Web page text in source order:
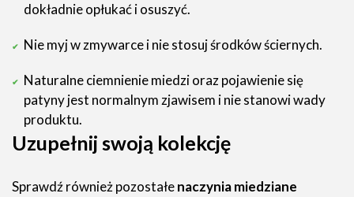
dokładnie opłukać i osuszyć.
Nie myj w zmywarce i nie stosuj środków ściernych.
Naturalne ciemnienie miedzi oraz pojawienie się
patyny jest normalnym zjawisem i nie stanowi wady
produktu.
Uzupełnij swoją kolekcję
Sprawdź również pozostałenaczynia miedziane